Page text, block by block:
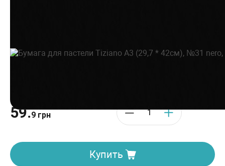
59.9 грн
Купить